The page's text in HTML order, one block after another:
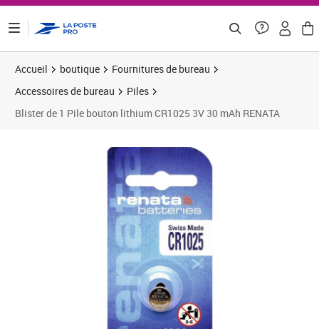
Accueil boutique
Fournitures de bureau
Accessoires de bureau
Piles
Blister de 1 Pile bouton lithium CR1025 3V 30 mAh RENATA